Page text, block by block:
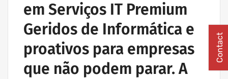
em Serviços IT Premium
Geridos de Informática e
proativos para empresas
que não podem parar. A
Contact